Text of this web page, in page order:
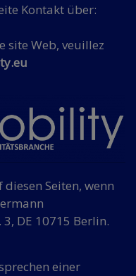
Kontakt über:
site Web, veuillez
Seiten, wenn
DE 10715 Berlin.
einer